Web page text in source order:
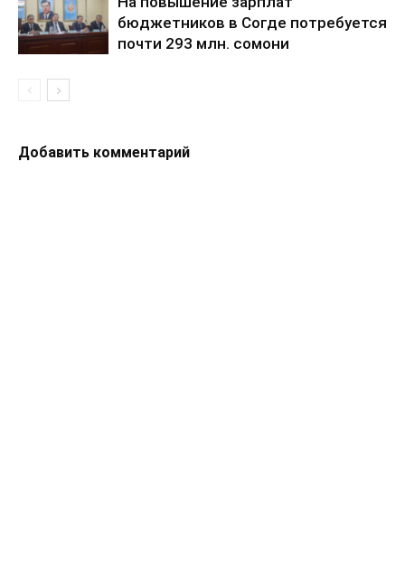
бюджетников в Согде потребуется
почти 293 млн. сомони
Добавить комментарий